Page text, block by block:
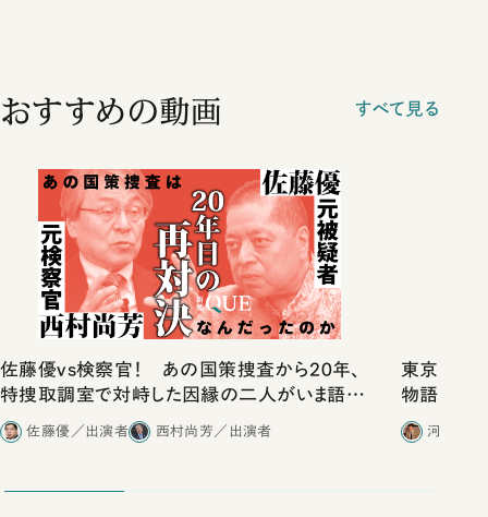
おすすめの動画 すべて見る
佐藤優vs検察官！ あの国策捜査から20年、
特捜取調室で対峙した因縁の二人がいま語り
合ったこと
佐藤優／出演者 西村尚芳／出演者
東京は都
物語」に
河野有